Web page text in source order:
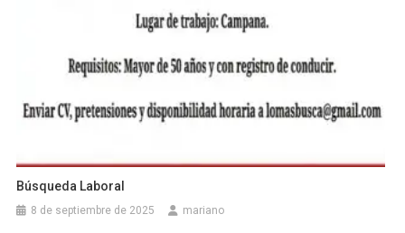
Búsqueda Laboral
8 de septiembre de 2025 mariano